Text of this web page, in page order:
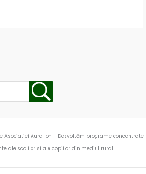
Asociatiei Aura Ion - Dezvoltăm programe concentrate
ale scolilor si ale copiilor din mediul rural.